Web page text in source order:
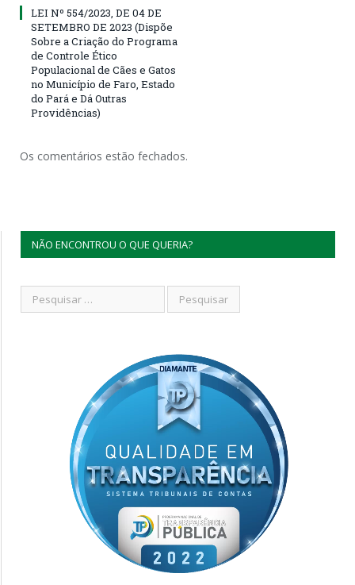
LEI Nº 554/2023, DE 04 DE
SETEMBRO DE 2023 (Dispõe
Sobre a Criação do Programa
de Controle Ético
Populacional de Cães e Gatos
no Município de Faro, Estado
do Pará e Dá Outras
Providências)
Os comentários estão fechados.
NÃO ENCONTROU O QUE QUERIA?